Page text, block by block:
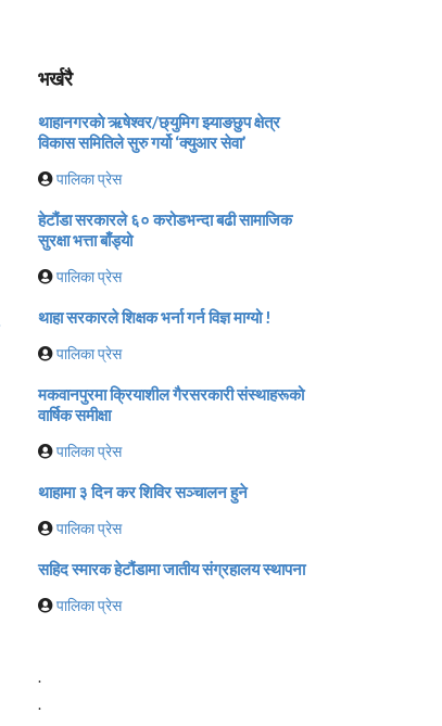
भर्खरै
थाहानगरकाे ऋषेश्वर/छ्युमिग झ्याङछुप क्षेत्र
विकास समितिले सुरु गर्यो ‘क्युआर सेवा’
पालिका प्रेस
हेटौंडा सरकारले ६० करोडभन्दा बढी सामाजिक
सुरक्षा भत्ता बाँड्यो
पालिका प्रेस
थाहा सरकारले शिक्षक भर्ना गर्न विज्ञ माग्यो !
पालिका प्रेस
मकवानपुरमा क्रियाशील गैरसरकारी संस्थाहरूको
वार्षिक समीक्षा
पालिका प्रेस
थाहामा ३ दिन कर शिविर सञ्चालन हुने
पालिका प्रेस
सहिद स्मारक हेटौंडामा जातीय संग्रहालय स्थापना
पालिका प्रेस
.
.